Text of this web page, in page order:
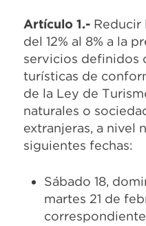
Artículo 1.- Reducir
del 12% al 8% a la
servicios definidos
turísticas de
de la Ley de
naturales o
extranjeras, a nivel
siguientes fechas:
Sábado 18,
martes 21 de